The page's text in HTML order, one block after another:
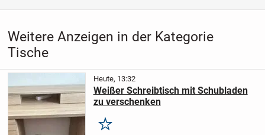
Weitere Anzeigen in der Kategorie
Tische
Heute, 13:32
Weißer Schreibtisch mit Schubladen
zu verschenken
Merken